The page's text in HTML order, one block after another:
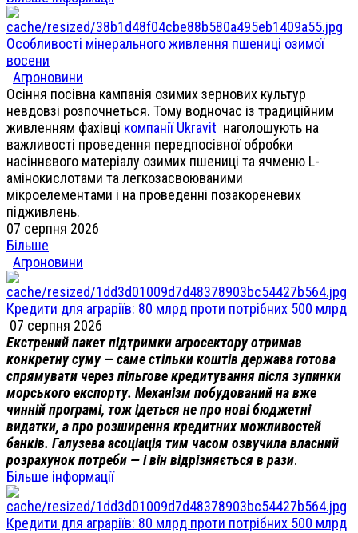
Особливості мінерального живлення пшениці озимої
восени
Агроновини
Осіння посівна кампанія озимих зернових культур
невдовзі розпочнеться. Тому водночас із традиційним
живленням фахівці компанії Ukravit наголошують на
важливості проведення передпосівної обробки
насіннєвого матеріалу озимих пшениці та ячменю L-
амінокислотами та легкозасвоюваними
мікроелементами і на проведенні позакореневих
підживлень.
07 серпня 2026
Більше
Агроновини
Кредити для аграріїв: 80 млрд проти потрібних 500 млрд
07 серпня 2026
Екстрений пакет підтримки агросектору отримав
конкретну суму — саме стільки коштів держава готова
спрямувати через пільгове кредитування після зупинки
морського експорту. Механізм побудований на вже
чинній програмі, тож ідеться не про нові бюджетні
видатки, а про розширення кредитних можливостей
банків. Галузева асоціація тим часом озвучила власний
розрахунок потреби — і він відрізняється в рази.
Більше інформації
Кредити для аграріїв: 80 млрд проти потрібних 500 млрд